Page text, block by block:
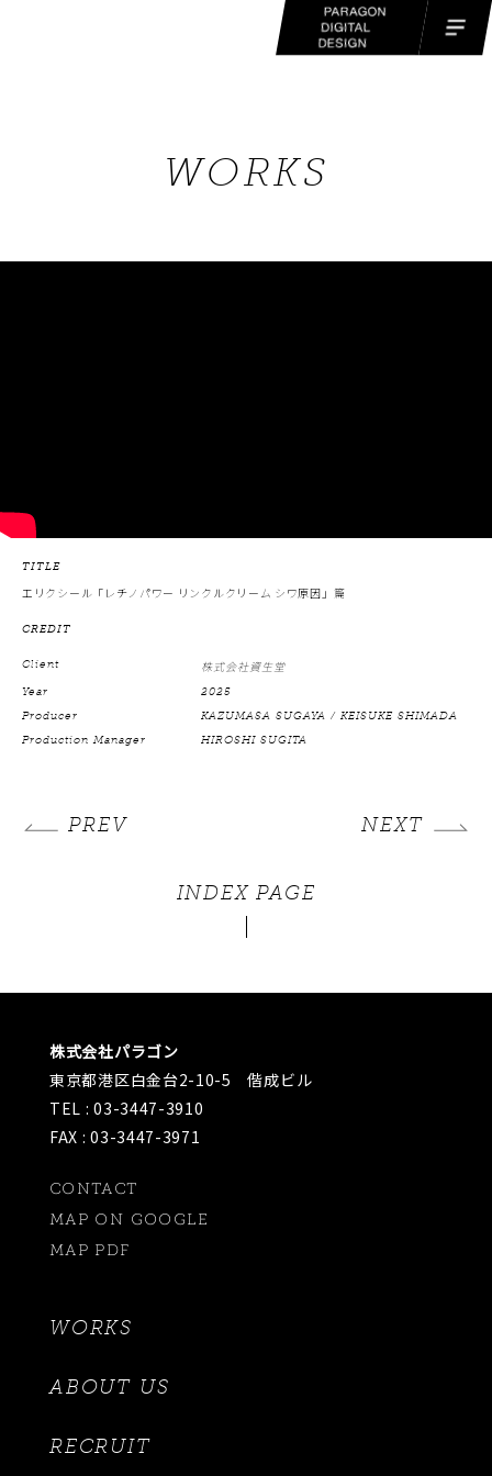
WORKS
TITLE
エリクシール「レチノパワー リンクルクリーム シワ原因」篇
CREDIT
Client
株式会社資生堂
Year
2025
Producer
KAZUMASA SUGAYA / KEISUKE SHIMADA
Production Manager
HIROSHI SUGITA
PREV NEXT
INDEX PAGE
株式会社パラゴン
東京都港区白金台2-10-5 偕成ビル
TEL : 03-3447-3910
FAX : 03-3447-3971
CONTACT
MAP ON GOOGLE
MAP PDF
WORKS
ABOUT US
RECRUIT